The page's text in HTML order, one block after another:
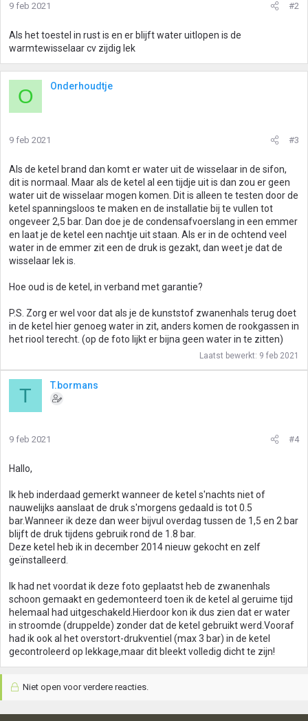
9 feb 2021 #2
Als het toestel in rust is en er blijft water uitlopen is de
warmtewisselaar cv zijdig lek
O Onderhoudtje
9 feb 2021 #3
Als de ketel brand dan komt er water uit de wisselaar in de sifon,
dit is normaal. Maar als de ketel al een tijdje uit is dan zou er geen
water uit de wisselaar mogen komen. Dit is alleen te testen door de
ketel spanningsloos te maken en de installatie bij te vullen tot
ongeveer 2,5 bar. Dan doe je de condensafvoerslang in een emmer
en laat je de ketel een nachtje uit staan. Als er in de ochtend veel
water in de emmer zit een de druk is gezakt, dan weet je dat de
wisselaar lek is.
Hoe oud is de ketel, in verband met garantie?
P.S. Zorg er wel voor dat als je de kunststof zwanenhals terug doet
in de ketel hier genoeg water in zit, anders komen de rookgassen in
het riool terecht. (op de foto lijkt er bijna geen water in te zitten)
Laatst bewerkt: 9 feb 2021
T T.bormans
9 feb 2021 #4
Hallo,
Ik heb inderdaad gemerkt wanneer de ketel s'nachts niet of
nauwelijks aanslaat de druk s'morgens gedaald is tot 0.5
bar.Wanneer ik deze dan weer bijvul overdag tussen de 1,5 en 2 bar
blijft de druk tijdens gebruik rond de 1.8 bar.
Deze ketel heb ik in december 2014 nieuw gekocht en zelf
geïnstalleerd.
Ik had net voordat ik deze foto geplaatst heb de zwanenhals
schoon gemaakt en gedemonteerd toen ik de ketel al geruime tijd
helemaal had uitgeschakeld.Hierdoor kon ik dus zien dat er water
in stroomde (druppelde) zonder dat de ketel gebruikt werd.Vooraf
had ik ook al het overstort-drukventiel (max 3 bar) in de ketel
gecontroleerd op lekkage,maar dit bleekt volledig dicht te zijn!
Niet open voor verdere reacties.